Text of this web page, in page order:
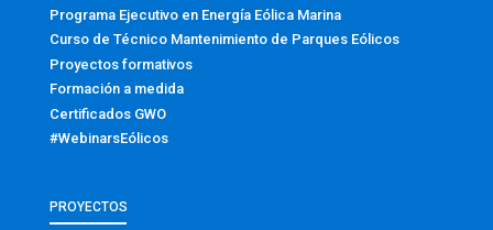
Programa Ejecutivo en Energía Eólica Marina
Curso de Técnico Mantenimiento de Parques Eólicos
Proyectos formativos
Formación a medida
Certificados GWO
#WebinarsEólicos
PROYECTOS